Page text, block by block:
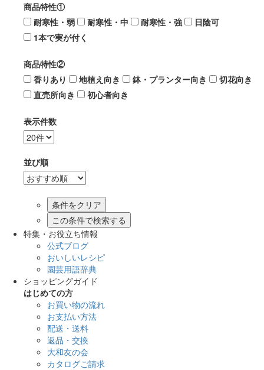
商品特性①
耐寒性・弱
耐寒性・中 耐寒性・強
日陰可
1本で実が付く
商品特性②
香りあり
地植え向き 鉢・プランター向き
切花向き
直売所向き
初心者向き
表示件数
並び順
この条件で検索する
特集・お役立ち情報
公式ブログ
おいしいレシピ
園芸用語辞典
ショッピングガイド
はじめての方
お買い物の流れ
お支払い方法
配送・送料
返品・交換
大和友の会
カタログご請求